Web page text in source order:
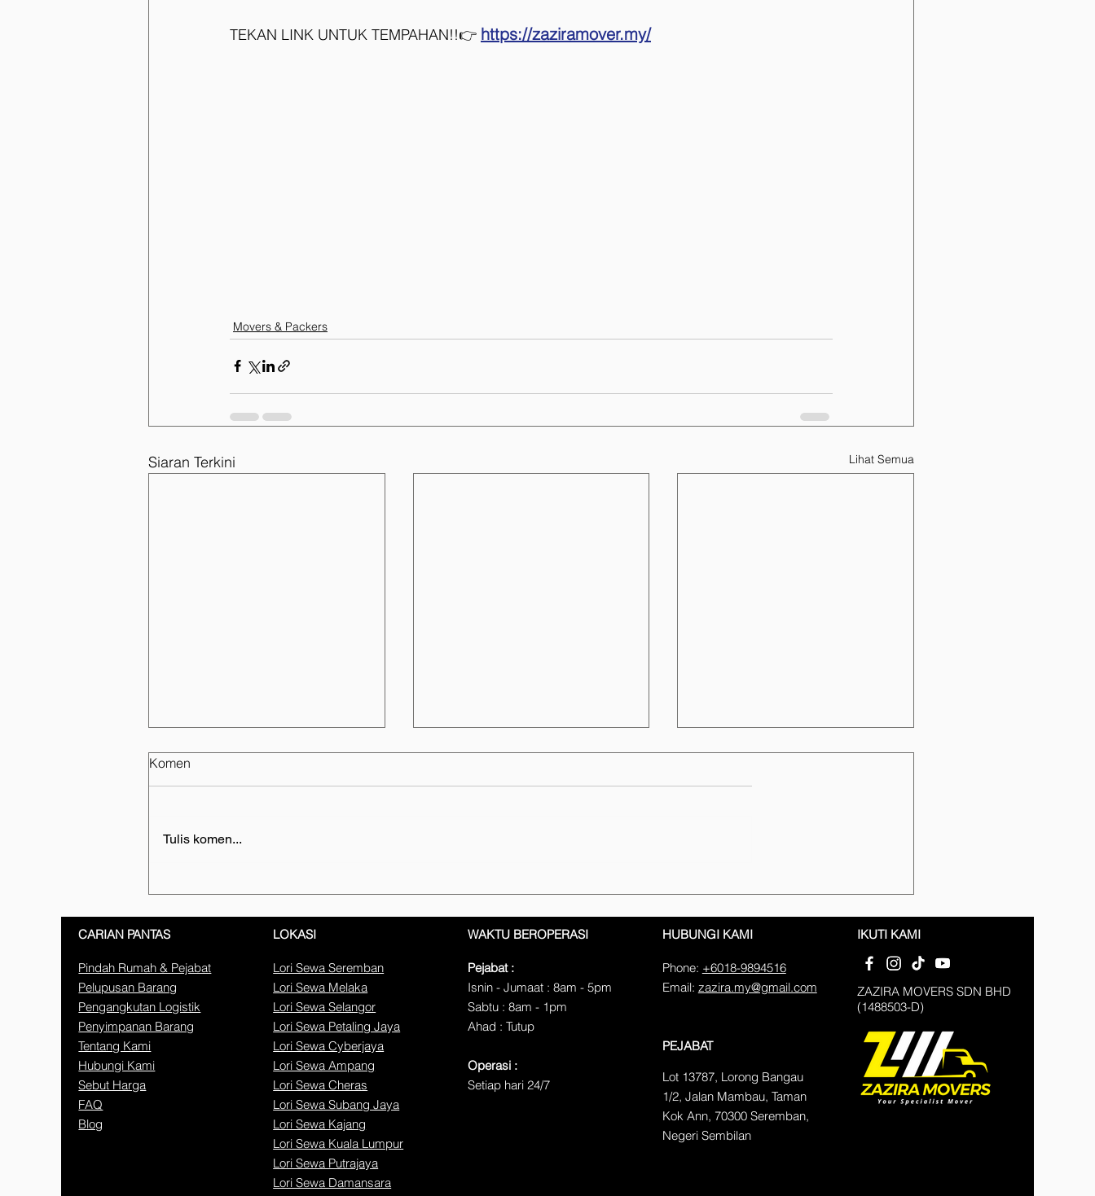
TEKAN LINK UNTUK TEMPAHAN!!👉 https://zaziramover.my/
Movers & Packers
Siaran Terkini Lihat Semua
Memilih Rakan Pindahan
Profesional
Perlindungan Maksimum
Barang Rapuh
Seremban
Komen
Tulis komen...
CARIAN PANTAS
Pindah Rumah & Pejabat
Pelupusan Barang
Pengangkutan Logistik
Penyimpanan Barang
Tentang Kami
Hubungi Kami
Sebut Harga
FAQ
Blog
LOKASI
Lori Sewa Seremban
Lori Sewa Melaka
Lori Sewa Selangor
Lori Sewa Petaling Jaya
Lori Sewa Cyberjaya
Lori Sewa Ampang
Lori Sewa Cheras
Lori Sewa Subang Jaya
Lori Sewa Kajang
Lori Sewa Kuala Lumpur
Lori Sewa Putrajaya
Lori Sewa Damansara
WAKTU BEROPERASI
Pejabat :
Isnin - Jumaat : 8am - 5pm
​​Sabtu : 8am - 1pm
​Ahad : Tutup
Operasi :
Setiap hari 24/7
HUBUNGI KAMI
Phone: +6018-9894516
Email: zazira.my@gmail.com
PEJABAT
Lot 13787, Lorong Bangau
1/2, Jalan Mambau, Taman
Kok Ann, 70300 Seremban,
Negeri Sembilan
IKUTI KAMI
ZAZIRA MOVERS SDN BHD
(1488503-D)